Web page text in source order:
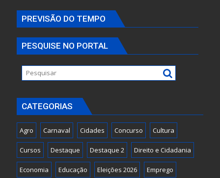
PREVISÃO DO TEMPO
PESQUISE NO PORTAL
CATEGORIAS
Agro Carnaval Cidades Concurso Cultura
Cursos Destaque Destaque 2 Direito e Cidadania
Economia Educação Eleições 2026 Emprego